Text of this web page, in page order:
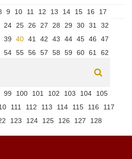
9 10 11 12 13 14 15 16
17
24 25 26 27 28 29 30 31
32
39 40 41 42 43 44 45 46
47
54 55 56 57 58 59 60 61
62
99 100 101 102 103 104
105
111 112 113 114 115 116
117
123 124 125 126 127
128